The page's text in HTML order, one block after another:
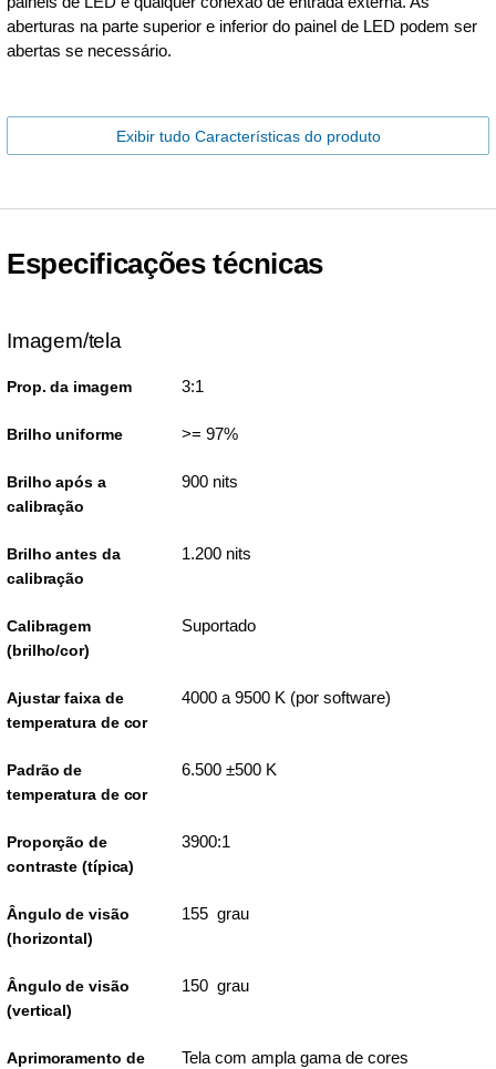
aberturas na parte superior e inferior do painel de LED podem ser
abertas se necessário.
Exibir tudo Características do produto
Especificações técnicas
Imagem/tela
Prop. da imagem 3:1
Brilho uniforme >= 97%
Brilho após a
calibração
900 nits
Brilho antes da
calibração
1.200 nits
Calibragem
(brilho/cor)
Suportado
Ajustar faixa de
temperatura de cor
4000 a 9500 K (por software)
Padrão de
temperatura de cor
6.500 ±500 K
Proporção de
contraste (típica)
3900:1
Ângulo de visão
(horizontal)
155 grau
Ângulo de visão
(vertical)
150 grau
Aprimoramento de
Tela com ampla gama de cores